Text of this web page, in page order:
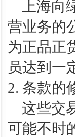
上海向
营业务的
为正品正
员达到一
2. 条款的
这些交
可能不时